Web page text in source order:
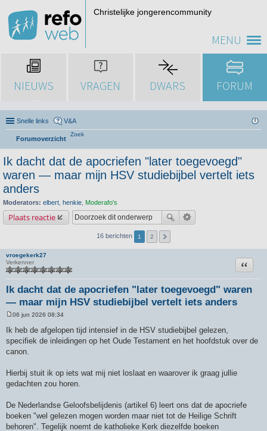
MENU
Christelijke jongerencommunity
NIEUWS VRAGEN DWARS FORUM
Snelle links V&A
Forumoverzicht
Zoek
Ik dacht dat de apocriefen "later toegevoegd"
waren — maar mijn HSV studiebijbel vertelt iets
anders
Moderators: elbert henkie Moderafo's
Plaats reactie
16 berichten 1 2
vroegekerk27
Verkenner
Ik dacht dat de apocriefen "later toegevoegd" waren
— maar mijn HSV studiebijbel vertelt iets anders
Citeer
e
i
h
06 jun 2026 08:34
Ik heb de afgelopen tijd intensief in de HSV studiebijbel gelezen,
specifiek de inleidingen op het Oude Testament en het hoofdstuk over de
canon.
Hierbij stuit ik op iets wat mij niet loslaat en waarover ik graag jullie
gedachten zou horen.
De Nederlandse Geloofsbelijdenis (artikel 6) leert ons dat de apocriefe
boeken "wel gelezen mogen worden maar niet tot de Heilige Schrift
behoren". Tegelijk noemt de katholieke Kerk diezelfde boeken